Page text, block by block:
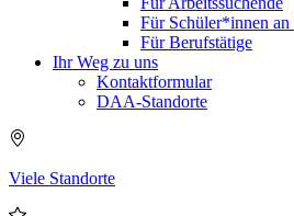
Für Schüler*innen an
Für Berufstätige
Ihr Weg zu uns
Kontaktformular
DAA-Standorte
Viele Standorte